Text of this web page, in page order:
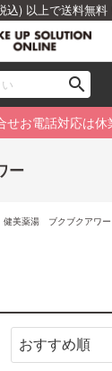
込) 以上で送料無料
search
ら探す
せお電話対応は休
ー
健美薬湯 ブクブクアワー